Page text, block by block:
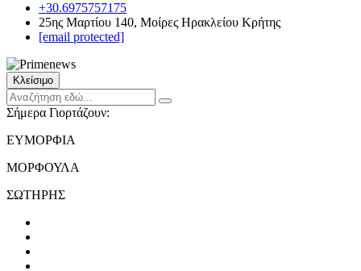
+30.6975757175
25ης Μαρτίου 140, Μοίρες Ηρακλείου Κρήτης
[email protected]
Κλείσιμο
Σήμερα Γιορτάζουν:
ΕΥΜΟΡΦΙΑ
ΜΟΡΦΟΥΛΑ
ΣΩΤΗΡΗΣ